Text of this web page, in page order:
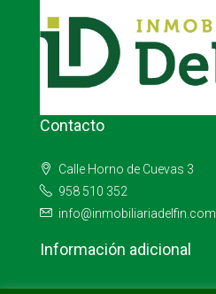
Contacto
Calle Horno de Cuevas 3
958 510 352
info@inmobiliariadelfin.com
Información adicional